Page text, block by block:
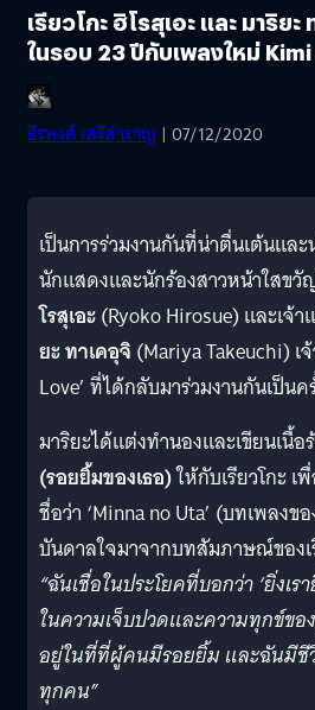
เรียวโกะ ฮิโรสุเอะ และ มาริย
ในรอบ 23 ปีกับเพลงใหม่
ธีรพงศ์ เสรีสำราญ | 07/12/2020
เป็นการร่วมงานกันที่น่าตื่นเต้นแล
นักแสดงและนักร้องสาวหน้าใสข
โรสุเอะ(Ryoko Hirosue) และเ
ยะ ทาเคอุจิ (Mariya Takeuchi) เ
Love’ ที่ได้กลับมาร่วมงานกันเป็น
มาริยะได้แต่งทำนองและเขียนเนื้อ
(รอยยิ้มของเธอ)ให้กับเรียวโกะ เ
ชื่อว่า ‘Minna no Uta’ (บทเพลงข
บันดาลใจมาจากบทสัมภาษณ์ของเ
“ฉันเชื่อในประโยคที่บอกว่า ‘ยิ่งเร
ในความเจ็บปวดและความทุกข์ข
อยู่ในที่ที่ผู้คนมีรอยยิ้ม และฉันมีชี
ทุกคน”